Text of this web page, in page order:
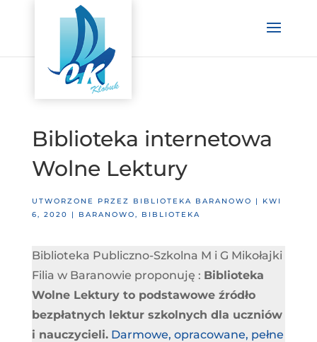
Biblioteka internetowa
Wolne Lektury
UTWORZONE PRZEZ BIBLIOTEKA BARANOWO | KWI
6, 2020
| BARANOWO, BIBLIOTEKA
Biblioteka Publiczno-Szkolna M i G Mikołajki
Filia w Baranowie proponuję : Biblioteka
Wolne Lektury to podstawowe źródło
bezpłatnych lektur szkolnych dla uczniów
i nauczycieli. Darmowe, opracowane, pełne